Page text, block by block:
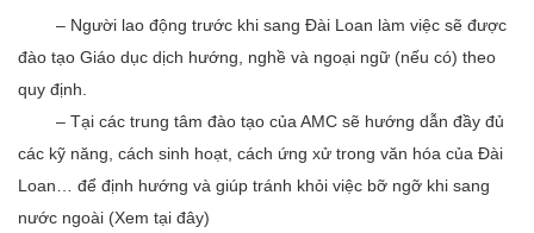
– Người lao động trước khi sang Đài Loan làm việc sẽ được
đào tạo Giáo dục dịch hướng, nghề và ngoại ngữ (nếu có) theo
quy định.
– Tại các trung tâm đào tạo của AMC sẽ hướng dẫn đầy đủ
các kỹ năng, cách sinh hoạt, cách ứng xử trong văn hóa của Đài
Loan… để định hướng và giúp tránh khỏi việc bỡ ngỡ khi sang
nước ngoài (Xem tại đây)